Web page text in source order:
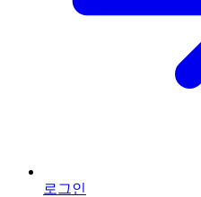
로그인